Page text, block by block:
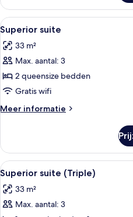
suite
(Single
Use)
Alle
foto's
voor
Superior
suite
laden
9
Superior suite
33 m²
Max. aantal: 3
2 queensize bedden
Gratis wifi
Meer informatie
Meer
suite
Alle
foto's
voor
Superior
8
Superior suite (Triple)
33 m²
Max. aantal: 3